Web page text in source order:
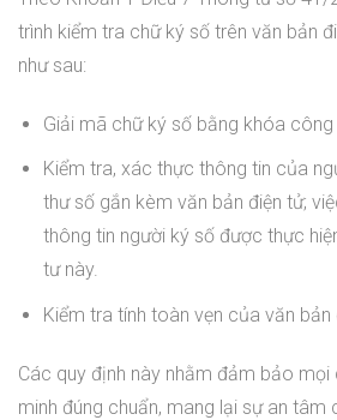
trình kiểm tra chữ ký số trên văn bản
như sau:
Giải mã chữ ký số bằng khóa công
Kiểm tra, xác thực thông tin của
thư số gắn kèm văn bản điện tử;
thông tin người ký số được thực
tư này.
Kiểm tra tính toàn vẹn của văn bản
Các quy định này nhằm đảm bảo
minh đúng chuẩn, mang lại sự an tâm